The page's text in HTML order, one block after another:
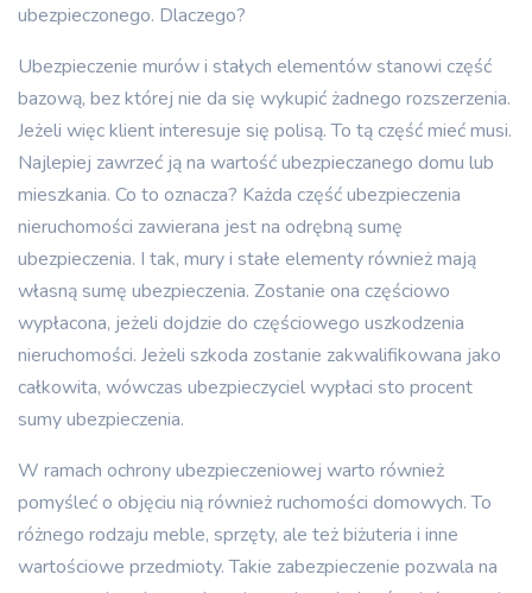
ubezpieczonego. Dlaczego?
Ubezpieczenie murów i stałych elementów stanowi część
bazową, bez której nie da się wykupić żadnego rozszerzenia.
Jeżeli więc klient interesuje się polisą. To tą część mieć musi.
Najlepiej zawrzeć ją na wartość ubezpieczanego domu lub
mieszkania. Co to oznacza? Każda część ubezpieczenia
nieruchomości zawierana jest na odrębną sumę
ubezpieczenia. I tak, mury i stałe elementy również mają
własną sumę ubezpieczenia. Zostanie ona częściowo
wypłacona, jeżeli dojdzie do częściowego uszkodzenia
nieruchomości. Jeżeli szkoda zostanie zakwalifikowana jako
całkowita, wówczas ubezpieczyciel wypłaci sto procent
sumy ubezpieczenia.
W ramach ochrony ubezpieczeniowej warto również
pomyśleć o objęciu nią również ruchomości domowych. To
różnego rodzaju meble, sprzęty, ale też biżuteria i inne
wartościowe przedmioty. Takie zabezpieczenie pozwala na